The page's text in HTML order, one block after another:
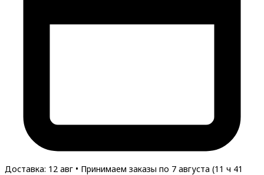
Доставка: 12 авг • Принимаем заказы по 7 августа (11 ч 41